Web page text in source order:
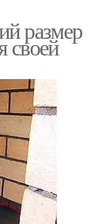
размер
своей